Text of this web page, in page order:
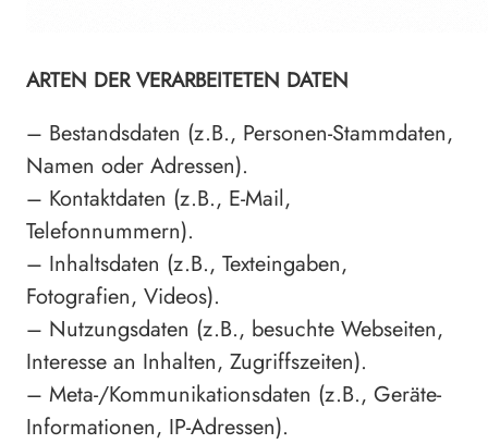
ARTEN DER VERARBEITETEN DATEN
– Bestandsdaten (z.B., Personen-Stammdaten,
Namen oder Adressen).
– Kontaktdaten (z.B., E-Mail,
Telefonnummern).
– Inhaltsdaten (z.B., Texteingaben,
Fotografien, Videos).
– Nutzungsdaten (z.B., besuchte Webseiten,
Interesse an Inhalten, Zugriffszeiten).
– Meta-/Kommunikationsdaten (z.B., Geräte-
Informationen, IP-Adressen).